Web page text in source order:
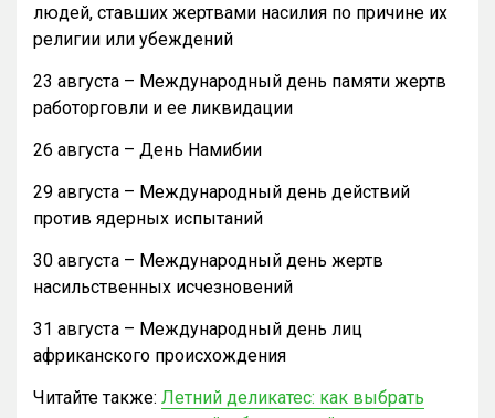
людей, ставших жертвами насилия по причине их
религии или убеждений
23 августа – Международный день памяти жертв
работорговли и ее ликвидации
26 августа – День Намибии
29 августа – Международный день действий
против ядерных испытаний
30 августа – Международный день жертв
насильственных исчезновений
31 августа – Международный день лиц
африканского происхождения
Читайте также: Летний деликатес: как выбрать